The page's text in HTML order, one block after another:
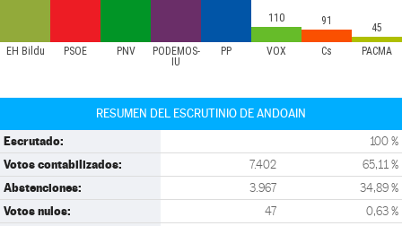
EH Bildu PSOE PNV
PODEMOS-
IU
PP VOX Cs PACMA
110 91
45
RESUMEN DEL ESCRUTINIO DE ANDOAIN
Escrutado: 100 %
Votos contabilizados: 7.402 65,11 %
Abstenciones: 3.967 34,89 %
Votos nulos: 47 0,63 %